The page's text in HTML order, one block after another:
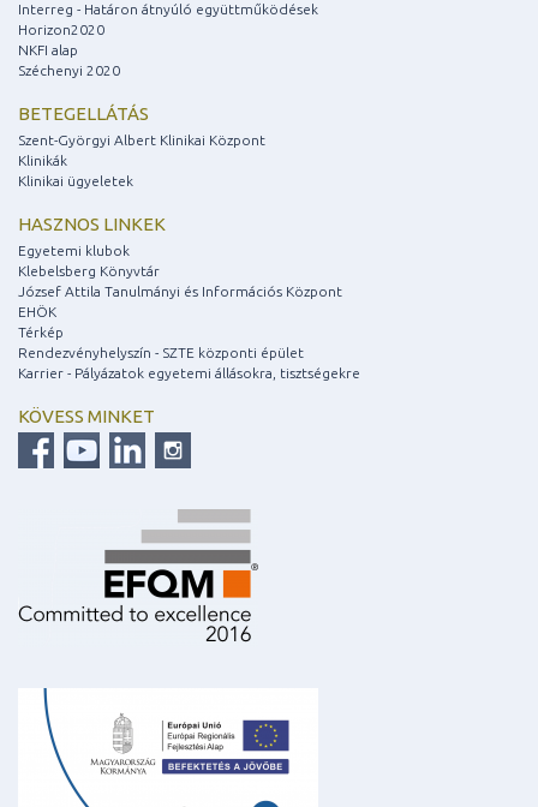
Interreg - Határon átnyúló együttműködések
Horizon2020
NKFI alap
Széchenyi 2020
BETEGELLÁTÁS
Szent-Györgyi Albert Klinikai Központ
Klinikák
Klinikai ügyeletek
HASZNOS LINKEK
Egyetemi klubok
Klebelsberg Könyvtár
József Attila Tanulmányi és Információs Központ
EHÖK
Térkép
Rendezvényhelyszín - SZTE központi épület
Karrier - Pályázatok egyetemi állásokra, tisztségekre
KÖVESS MINKET